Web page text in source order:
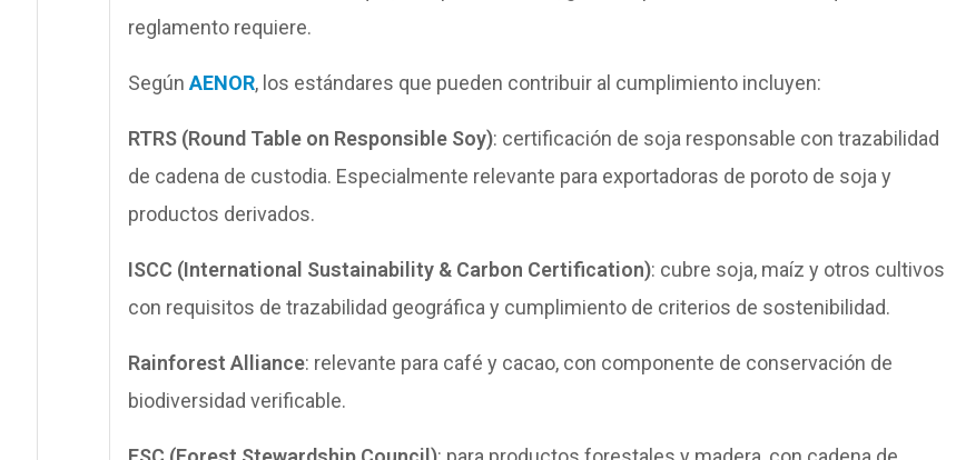
reglamento requiere.
Según AENOR, los estándares que pueden contribuir al cumplimiento incluyen:
RTRS (Round Table on Responsible Soy): certificación de soja responsable con trazabilidad
de cadena de custodia. Especialmente relevante para exportadoras de poroto de soja y
productos derivados.
ISCC (International Sustainability & Carbon Certification): cubre soja, maíz y otros cultivos
con requisitos de trazabilidad geográfica y cumplimiento de criterios de sostenibilidad.
Rainforest Alliance: relevante para café y cacao, con componente de conservación de
biodiversidad verificable.